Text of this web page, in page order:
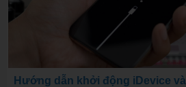
Hướng dẫn khởi động iDevice